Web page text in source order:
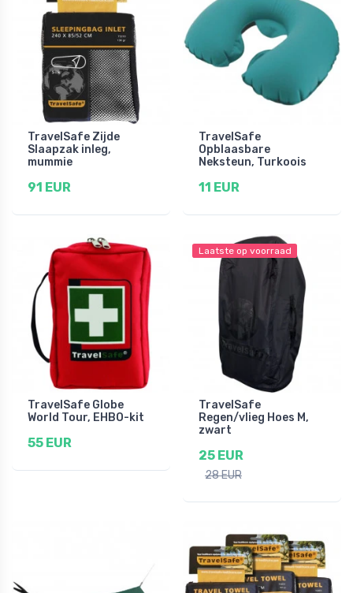
TravelSafe Zijde
Slaapzak inleg,
mummie
91 EUR
TravelSafe
Opblaasbare
Neksteun, Turkoois
11 EUR
TravelSafe Globe
World Tour, EHBO-kit
55 EUR
Laatste op voorraad
TravelSafe
Regen/vlieg Hoes M,
zwart
25 EUR
28 EUR